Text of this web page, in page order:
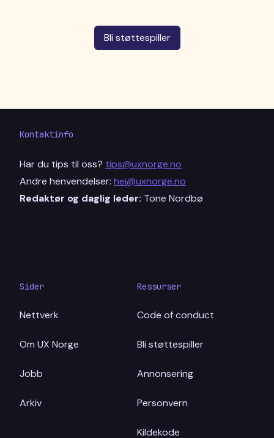
Bli støttespiller
Kontaktinfo
Har du tips til oss? tips@uxnorge.no
Andre henvendelser: hei@uxnorge.no
Redaktør og daglig leder: Tone Nordbø
Sider
Nettverk
Om UX Norge
Jobb
Arkiv
Ressurser
Code of conduct
Bli støttespiller
Annonsering
Personvern
Kildekode